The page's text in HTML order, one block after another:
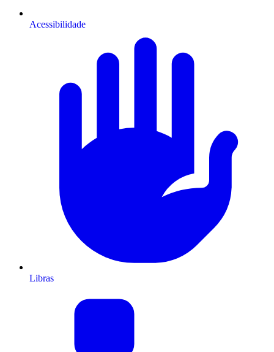
Acessibilidade
Libras